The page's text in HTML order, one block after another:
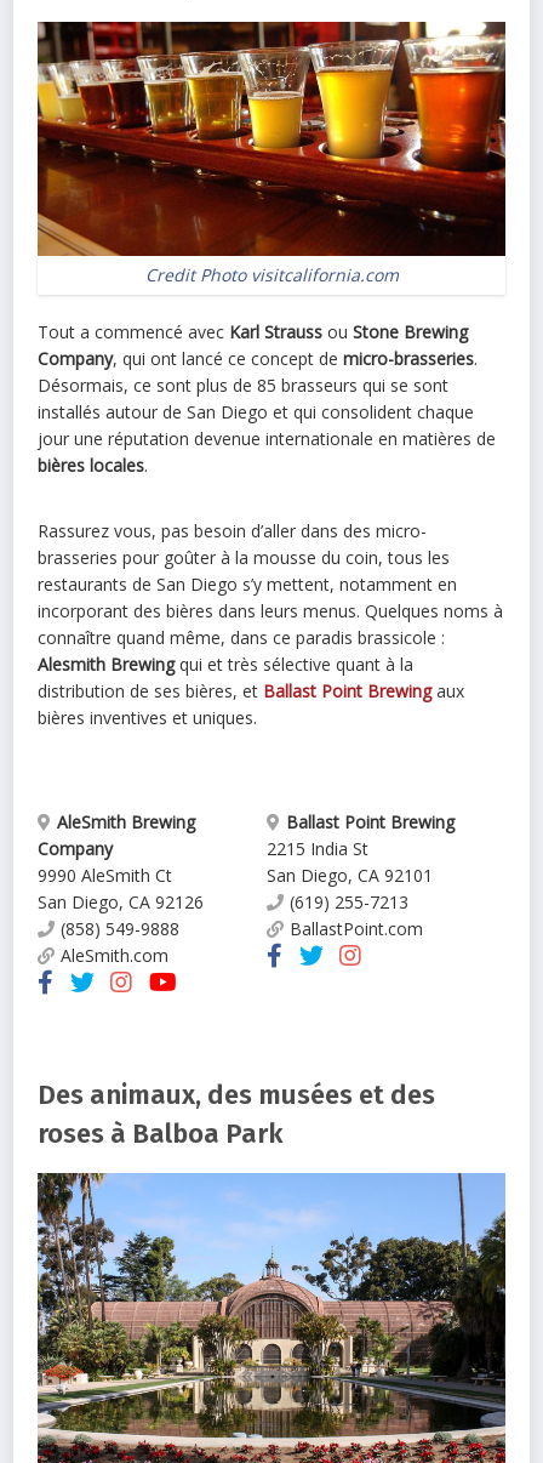
Credit Photo visitcalifornia.com
Tout a commencé avec Karl Strauss ouStone Brewing
Company, qui ont lancé ce concept demicro-brasseries.
Désormais, ce sont plus de 85 brasseurs qui se sont
installés autour de San Diego et qui consolident chaque
jour une réputation devenue internationale en matières de
bières locales.
Rassurez vous, pas besoin d’aller dans des micro-
brasseries pour goûter à la mousse du coin, tous les
restaurants de San Diego s’y mettent, notamment en
incorporant des bières dans leurs menus. Quelques noms à
connaître quand même, dans ce paradis brassicole :
Alesmith Brewingqui et très sélective quant à la
distribution de ses bières, et Ballast Point Brewingaux
bières inventives et uniques.
AleSmith Brewing
Company
9990 AleSmith Ct
San Diego, CA 92126
(858) 549-9888
AleSmith.com
Ballast Point Brewing
2215 India St
San Diego, CA 92101
(619) 255-7213
BallastPoint.com
Des animaux, des musées et des
roses à Balboa Park